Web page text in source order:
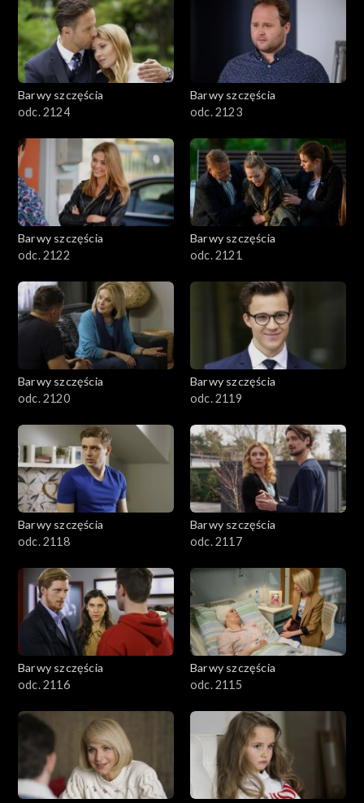
Barwy szczęścia
odc. 2124
Barwy szczęścia
odc. 2123
Barwy szczęścia
odc. 2122
Barwy szczęścia
odc. 2121
Barwy szczęścia
odc. 2120
Barwy szczęścia
odc. 2119
Barwy szczęścia
odc. 2118
Barwy szczęścia
odc. 2117
Barwy szczęścia
odc. 2116
Barwy szczęścia
odc. 2115